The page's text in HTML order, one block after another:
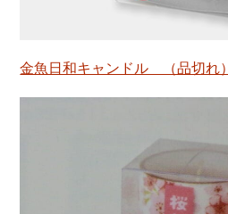
金魚日和キャンドル （品切れ）